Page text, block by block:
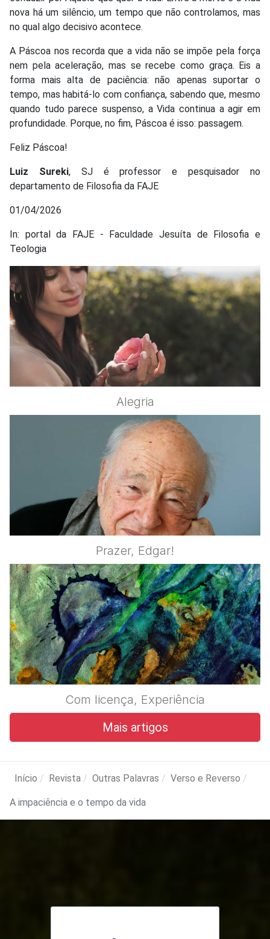
nova há um silêncio, um tempo que não controlamos, mas
no qual algo decisivo acontece.
A Páscoa nos recorda que a vida não se impõe pela força
nem pela aceleração, mas se recebe como graça. Eis a
forma mais alta de paciência: não apenas suportar o
tempo, mas habitá-lo com confiança, sabendo que, mesmo
quando tudo parece suspenso, a Vida continua a agir em
profundidade. Porque, no fim, Páscoa é isso: passagem.
Feliz Páscoa!
Luiz Sureki, SJ é professor e pesquisador no
departamento de Filosofia da FAJE
01/04/2026
In: portal da FAJE - Faculdade Jesuíta de Filosofia e
Teologia
Alegria
Prazer, Edgar!
Com licença, Experiência
Mais artigos
Início Revista Outras Palavras Verso e Reverso
A impaciência e o tempo da vida